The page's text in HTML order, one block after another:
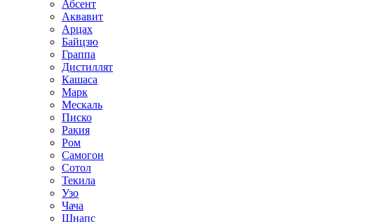
Абсент
Аквавит
Арцах
Байцзю
Граппа
Дистиллят
Кашаса
Марк
Мескаль
Писко
Ракия
Ром
Самогон
Сотол
Текила
Узо
Чача
Шнапс